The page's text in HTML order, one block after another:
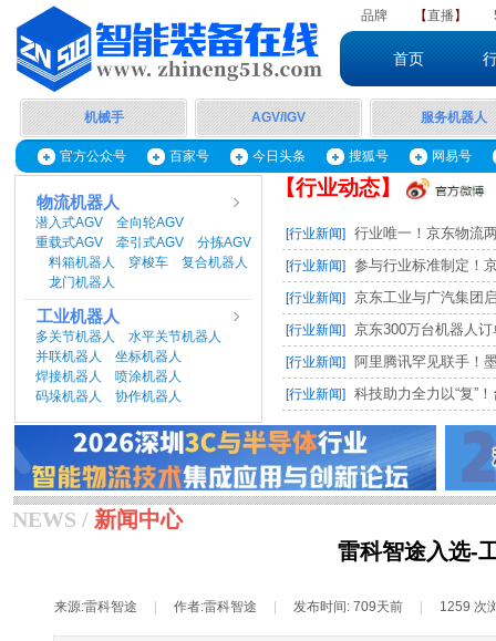
品牌 【直播】
首页
机械手 服务机器人
AGV/IGV
官方公众号 百家号 今日头条 搜狐号 网易号
【行业动态】
物流机器人
潜入式AGV 全向轮AGV
重载式AGV 牵引式AGV 分拣AGV
料箱机器人 穿梭车 复合机器人
龙门机器人
工业机器人
多关节机器人 水平关节机器人
并联机器人 坐标机器人
焊接机器人 喷涂机器人
码垛机器人 协作机器人
[行业新闻] 行业唯一！京东物流
[行业新闻] 参与行业标准制定！
[行业新闻] 京东工业与广汽集团
[行业新闻] 京东300万台机器人
[行业新闻] 阿里腾讯罕见联手！
[行业新闻] 科技助力全力以“复”
NEWS / 新闻中心
雷科智途入选-
来源:雷科智途 作者:雷科智途 发布时间: 709天前 1259 次